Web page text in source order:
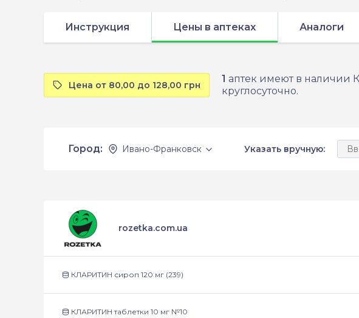
Инструкция Цены в аптеках Аналоги
Цена от 80,00 до 128,00 грн
1 аптек имеют в наличии
круглосуточно.
Город: Ивано-Франковск Указать вручную:
rozetka.com.ua
КЛАРИТИН сироп 120 мг (239)
КЛАРИТИН таблетки 10 мг №10